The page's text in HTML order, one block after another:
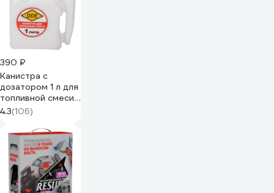
390 ₽
Канистра с
дозатором 1 л для
топливной смеси
DDE 247-002
4.3(106)